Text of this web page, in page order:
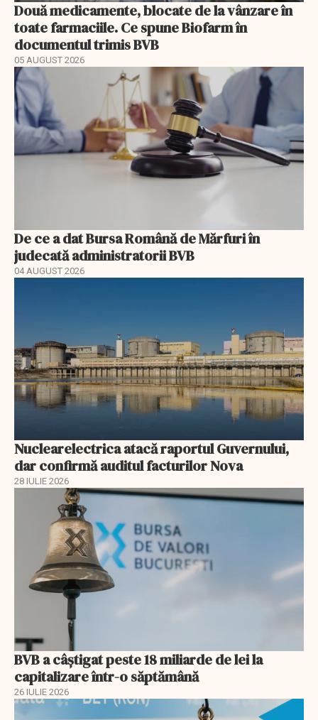
Două medicamente, blocate de la vânzare în
toate farmaciile. Ce spune Biofarm în
documentul trimis BVB
05 AUGUST 2026
De ce a dat Bursa Română de Mărfuri în
judecată administratorii BVB
04 AUGUST 2026
Nuclearelectrica atacă raportul Guvernului,
dar confirmă auditul facturilor Nova
28 IULIE 2026
BVB a câștigat peste 18 miliarde de lei la
capitalizare într-o săptămână
26 IULIE 2026